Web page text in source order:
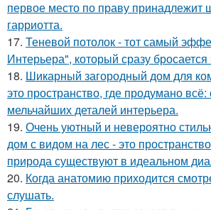
первое место по праву принадлежит
гарриотта.
17. Теневой потолок - тот самый
Интерьера", который сразу бросается
18. Шикарный загородный дом для
это пространство, где продумано
мельчайших деталей интерьера.
19. Очень уютный и невероятно
дом с видом на лес - это
природа существуют в идеальном
20. Когда анатомию приходится
слушать.